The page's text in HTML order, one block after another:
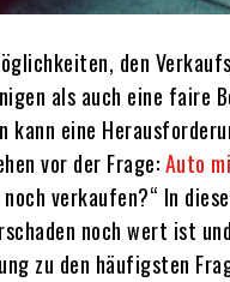
den
als auch eine faire
eine
vor der Frage:Auto
verkaufen?“ In
noch wert ist
zu den häufigsten